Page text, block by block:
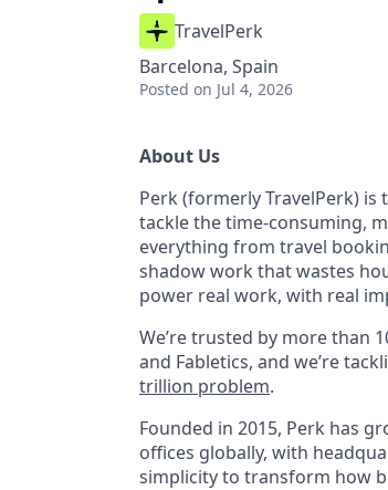
TravelPerk
Barcelona, Spain
Posted on Jul 4, 2026
About Us
Perk (formerly TravelPerk)
tackle the time-consuming,
everything from travel
shadow work that wastes
power real work, with real
We’re trusted by more than
and Fabletics, and we’re
trillion problem.
Founded in 2015, Perk has
offices globally, with
simplicity to transform how